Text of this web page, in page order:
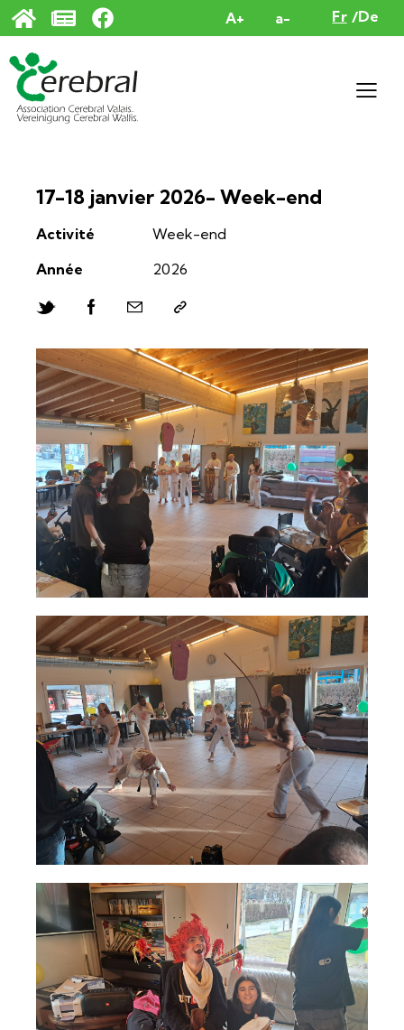
A+ a- Fr De
17-18 janvier 2026- Week-end
Activité
Week-end
Année
2026
Panneau de gestion des cookies